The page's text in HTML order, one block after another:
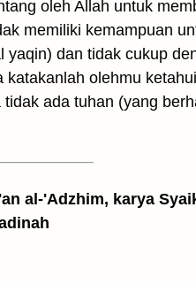
oleh Allah untuk
memiliki kemampuan
dan tidak cukup
katakanlah olehmu
ada tuhan (yang
al-'Adzhim, karya